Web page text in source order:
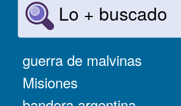
Lo + buscado
guerra de malvinas
Misiones